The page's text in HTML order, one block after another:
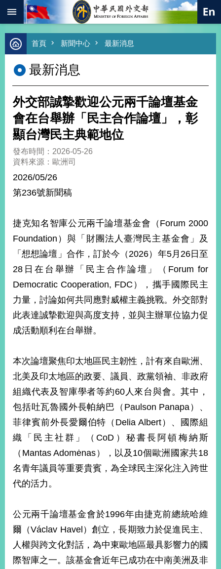
跳到主要內容區塊
進
階
尋
熱
總
合
外
交
值
經
濟
不
落
國
海
和
平
護
回
頁
網
站
導
覽
關
於
本
部
新
中
外
交
資
訊
首頁 新聞中心 最新消息
最新消息
外交部誠摯歡迎公元兩千論壇基金
會在台舉辦「民主合作論壇」，彰
顯台灣民主典範地位
發布時間：2026-05-26
資料來源：歐洲司
2026/05/26
第236號新聞稿
捷克知名智庫公元兩千論壇基金會（Forum 2000
Foundation）與「財團法人臺灣民主基金會」及
「想想論壇」合作，訂於今（2026）年5月26日至
28日在台舉辦「民主合作論壇」（Forum for
Democratic Cooperation, FDC），攜手國際民主
力量，討論如何共同應對威權主義挑戰。外交部對
此表達誠摯歡迎與高度支持，並與主辦單位協力促
成活動順利在台舉辦。
本次論壇聚焦印太地區民主韌性，計有來自歐洲、
北美及印太地區的政要、議員、政黨領袖、非政府
組織代表及智庫學者等約60人來台與會。其中，
包括吐瓦魯國外長帕納巴（Paulson Panapa）、
菲律賓前外長愛爾伯特（Delia Albert）、國際組
織「民主社群」（CoD）秘書長阿頓梅納斯
（Mantas Adomėnas），以及10個歐洲國家共18
名青年議員等重要貴賓，為全球民主深化注入跨世
代的活力。
公元兩千論壇基金會於1996年由捷克前總統哈維
爾（Václav Havel）創立，長期致力於促進民主、
人權與跨文化對話，為中東歐地區最具影響力的國
際智庫之一。該基金會近年已成功在中南美洲及非